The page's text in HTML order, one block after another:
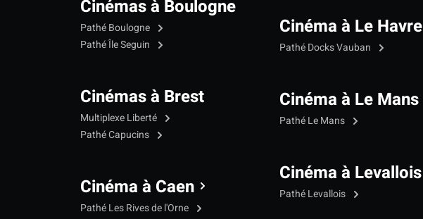
Cinémas à Boulogne
Pathé Boulogne
Pathé Île Seguin
Cinémas à Brest
Multiplexe Liberté
Pathé Capucins
Cinéma à Caen
Pathé Les Rives de l'Orne
Cinéma à Le Havre
Pathé Docks Vauban
Cinéma à Le Mans
Pathé Le Mans
Cinéma à Levallois
Pathé Levallois